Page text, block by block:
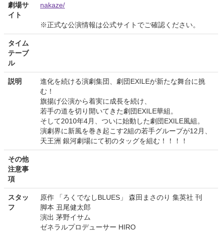
劇場サ
イト
nakaze/
※正式な公演情報は公式サイトでご確認ください。
タイム
テーブ
ル
説明
進化を続ける演劇集団、劇団EXILEが新たな舞台に挑
む！
旗揚げ公演から着実に成長を続け、
若手の道を切り開いてきた劇団EXILE華組。
そして2010年4月、ついに始動した劇団EXILE風組。
演劇界に新風を巻き起こす2組の若手グループが12月、
天王洲 銀河劇場にて初のタッグを組む！！！！
その他
注意事
項
スタッ
フ
原作 「ろくでなしBLUES」 森田まさのり 集英社 刊
脚本 丑尾健太郎
演出 茅野イサム
ゼネラルプロデューサー HIRO